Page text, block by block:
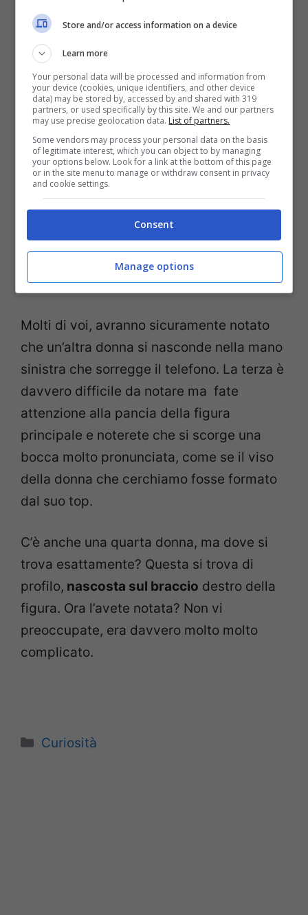
osserva la foto e dicci cosa vedi- thewisemagazine.it
Inizialmente nell’immagine è facile
percepire una sola ragazza dai capelli
lunghi che chiacchera e parla al telefono
sorridendo. Non è sicuramente chiaro dove
si nascondono le altre donne in questa
figura.
Molti di voi, avranno sicuramente notato
che un’altra donna si nasconde nella mano
sinistra che sorregge il telefono. La terza è
davvero difficile da notare ma fate
attenzione alla pancia della figura
principale e noterete che si scorge una
bocca molto pronunciata, come se il viso
della donna che cerchiamo fosse formato
dal suo top.
C’è anche una quarta donna, ma dove si
trova esattamente? Questa si trova di
profilo, nascosta sul braccio destro della
figura. Ora l’avete notata? Non vi
preoccupate, era davvero molto molto
complicato.
Categorie
Curiosità
Store and/or access information on a device
Learn more
Your personal data will be processed and information from
your device (cookies, unique identifiers, and other device
data) may be stored by, accessed by and shared with 319
partners, or used specifically by this site. We and our partners
may use precise geolocation data. List of partners.
Some vendors may process your personal data on the basis
of legitimate interest, which you can object to by managing
your options below. Look for a link at the bottom of this page
or in the site menu to manage or withdraw consent in privacy
and cookie settings.
Consent
Manage options